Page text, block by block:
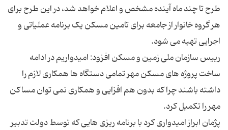
طرح تا چند ماه آینده مشخص و اعلام خواهد شد، در این طرح برای
هر گروه خانوار از جامعه برای تامین مسکن یک برنامه عملیاتی و
رییس سازمان ملی زمین و مسکن افزود: امیدواریم در ادامه
ساخت پروژه های مسکن مهر تمامی دستگاه ها همکاری لازم را
داشته باشند چرا که بدون هم افزایی و همکاری نمی توان مساکن
پژمان ابراز امیدواری کرد با برنامه ریزی هایی که توسط دولت تدبیر